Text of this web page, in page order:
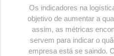
Os indicadores na
objetivo de aumentar a
assim, as métricas
servem para indicar o
empresa está se saindo.